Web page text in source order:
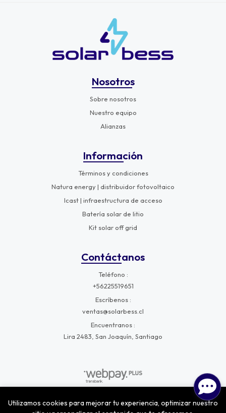
Nosotros
Sobre nosotros
Nuestro equipo
Alianzas
Información
Términos y condiciones
Natura energy | distribuidor fotovoltaico
Icast | infraestructura de acceso
Batería solar de litio
Kit solar off grid
Contáctanos
Teléfono
+56225519651
Escríbenos
ventas@solarbess.cl
Encuentranos
Lira 2483, San Joaquín, Santiago
SolarBess © 2026¿Te gusta mi tienda? Yo vendo conBsale
Utilizamos cookies para mejorar tu experiencia, optimizar nuestro